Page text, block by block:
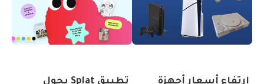
ارتفاع أسعار أجهزة
تطبيق Splat يحول